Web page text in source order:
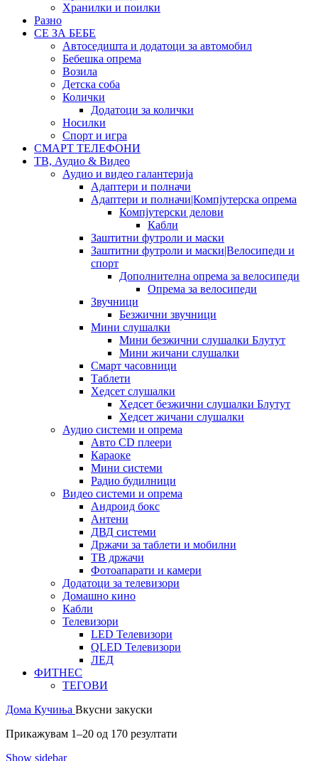
Хранилки и поилки
Разно
СЕ ЗА БЕБЕ
Автоседишта и додатоци за автомобил
Бебешка опрема
Возила
Детска соба
Колички
Додатоци за колички
Носилки
Спорт и игра
СМАРТ ТЕЛЕФОНИ
ТВ, Аудио & Видео
Аудио и видео галантерија
Адаптери и полначи
Адаптери и полначи|Компјутерска опрема
Компјутерски делови
Кабли
Заштитни футроли и маски
Заштитни футроли и маски|Велосипеди и
спорт
Дополнителна опрема за велосипеди
Опрема за велосипеди
Звучници
Безжични звучници
Мини слушалки
Мини безжични слушалки Блутут
Мини жичани слушалки
Смарт часовници
Таблети
Хедсет слушалки
Хедсет безжични слушалки Блутут
Хедсет жичани слушалки
Аудио системи и опрема
Авто CD плеери
Караоке
Мини системи
Радио будилници
Видео системи и опрема
Андроид бокс
Антени
ДВД системи
Држачи за таблети и мобилни
ТВ држачи
Фотоапарати и камери
Додатоци за телевизори
Домашно кино
Кабли
Телевизори
LED Телевизори
QLED Телевизори
ЛЕД
ФИТНЕС
ТЕГОВИ
Дома Кучиња Вкусни закуски
Прикажувам 1–20 од 170 резултати
Show sidebar